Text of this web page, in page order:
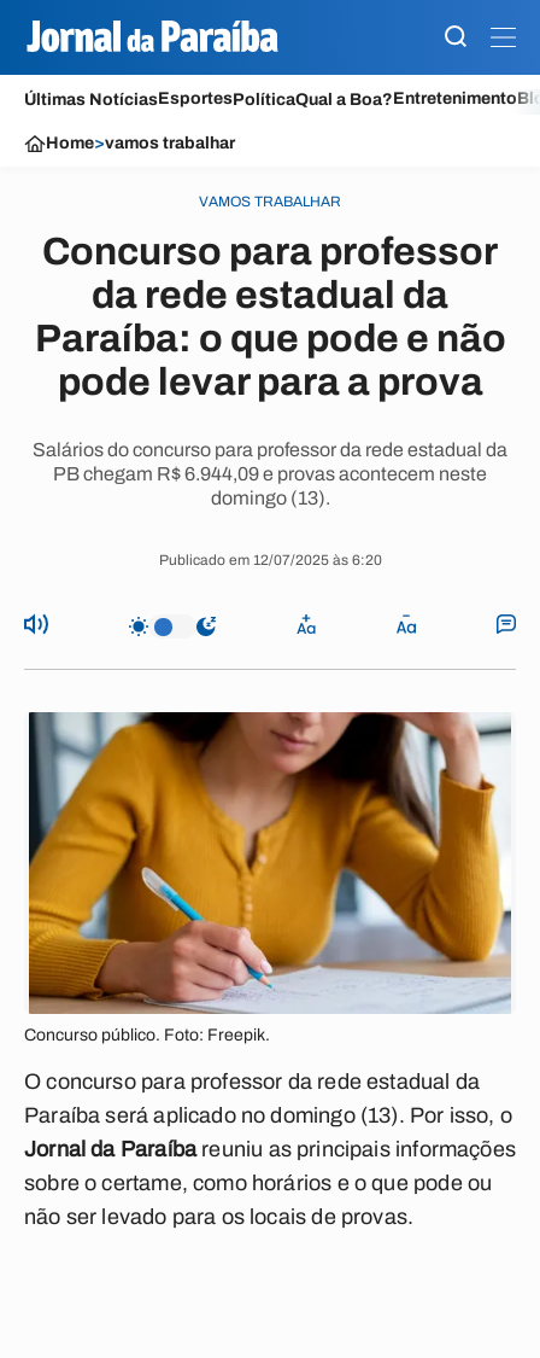
Últimas NotíciasEsportesPolíticaQual a Boa?Entretenimento
Home>vamos trabalhar
VAMOS TRABALHAR
Concurso para professor
da rede estadual da
Paraíba: o que pode e não
pode levar para a prova
Salários do concurso para professor da rede estadual da
PB chegam R$ 6.944,09 e provas acontecem neste
domingo (13).
Publicado em 12/07/2025 às 6:20
Concurso público. Foto: Freepik.
O concurso para professor da rede estadual da
Paraíba será aplicado no domingo (13). Por isso, o
Jornal da Paraíbareuniu as principais informações
sobre o certame, como horários e o que pode ou
não ser levado para os locais de provas.